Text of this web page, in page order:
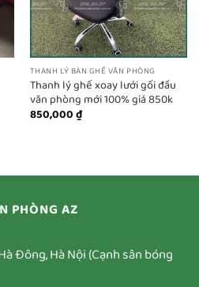
THANH LÝ BÀN GHẾ VĂN PHÒNG
Thanh lý ghế xoay lưới gối đầu
văn phòng mới 100% giá 850k
850,000₫
PHÒNG AZ
Đông, Hà Nội (Cạnh sân bóng